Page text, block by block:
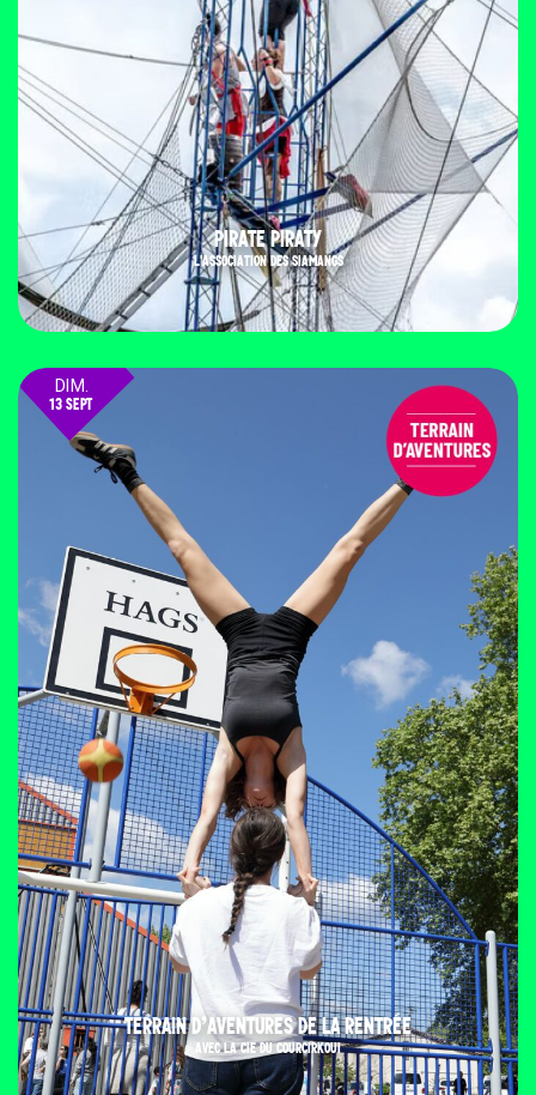
PIRATE PIRATY
L'ASSOCIATION DES SIAMANGS
DIM.
13 SEPT
TERRAIN D’AVENTURES DE LA RENTRÉE
AVEC LA CIE DU COURCIRKOUI